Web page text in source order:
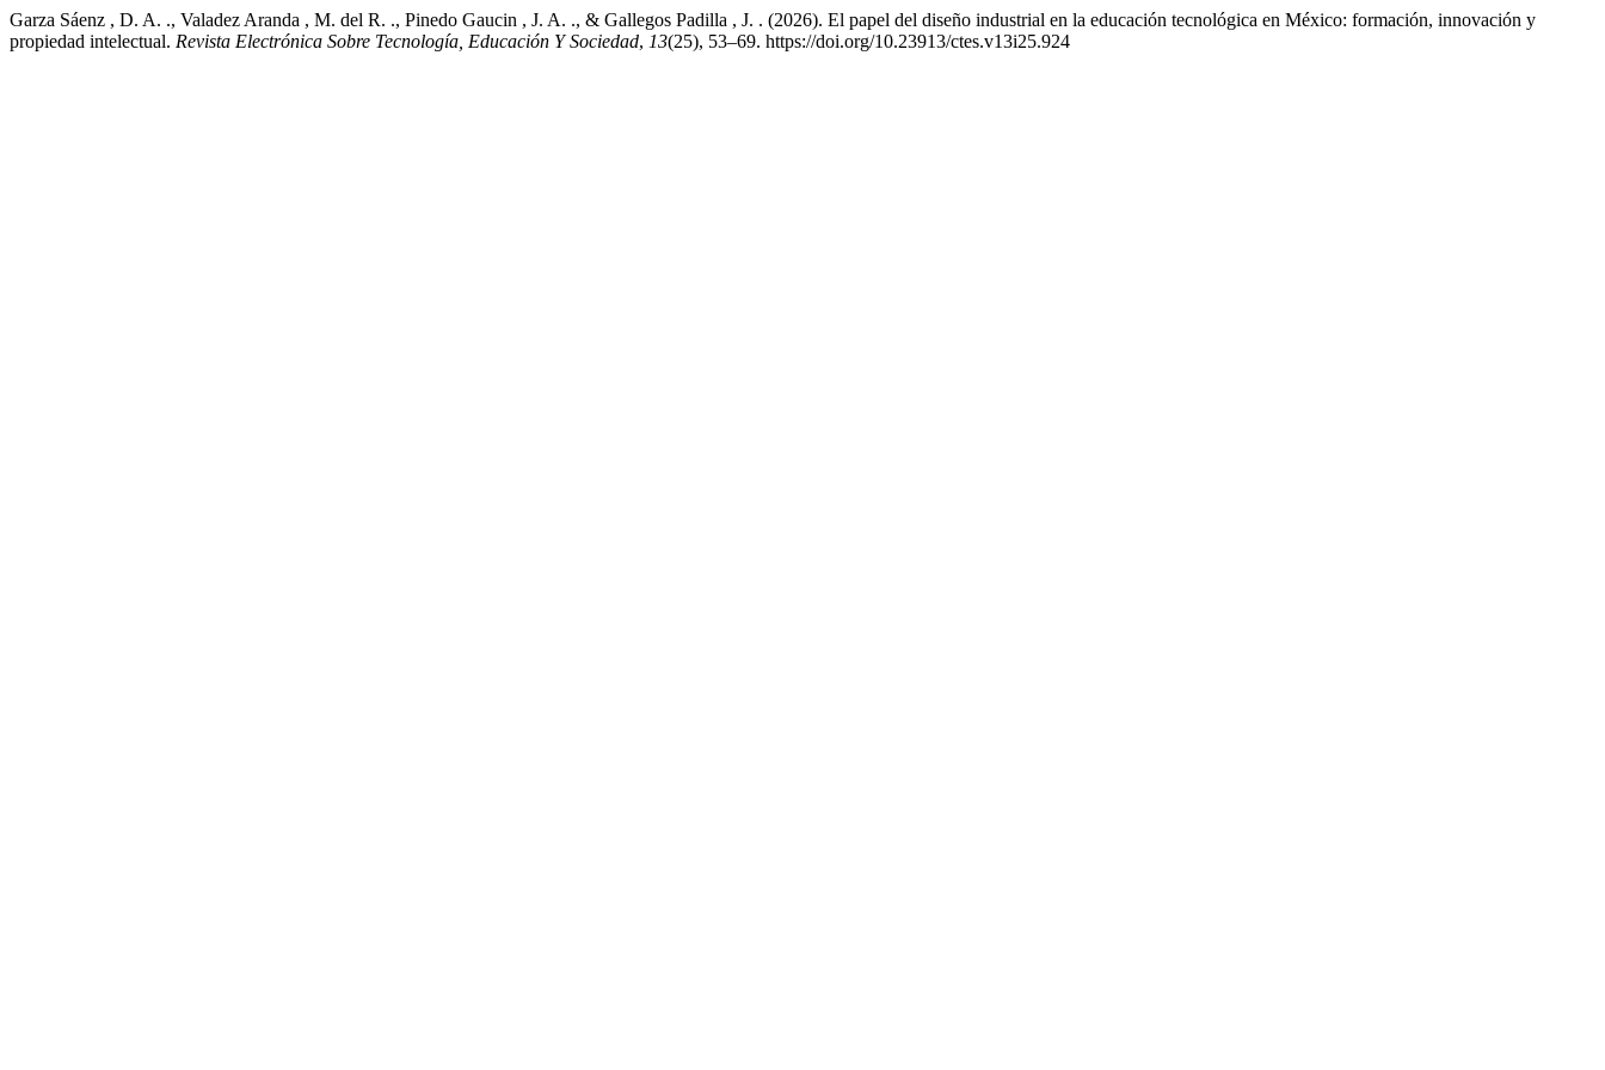
Garza Sáenz , D. A. ., Valadez Aranda , M. del R. ., Pinedo Gaucin , J. A. ., & Gallegos Padilla , J. . (2026). El papel del diseño industrial en la educación tecnológica en México: formación, innovación y
propiedad intelectual. Revista Electrónica Sobre Tecnología, Educación Y Sociedad, 13(25), 53–69. https://doi.org/10.23913/ctes.v13i25.924